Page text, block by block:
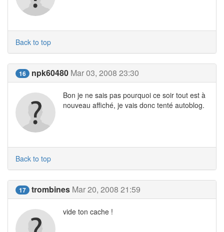
Back to top
16 npk60480 Mar 03, 2008 23:30
Bon je ne sais pas pourquoi ce soir tout est à
nouveau affiché, je vais donc tenté autoblog.
Back to top
17 trombines Mar 20, 2008 21:59
vide ton cache !